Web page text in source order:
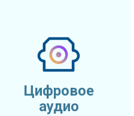
Цифровое
аудио